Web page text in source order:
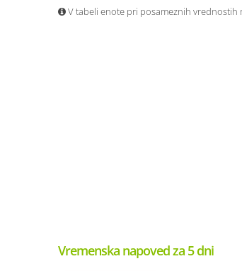
V tabeli enote pri posameznih vrednostih
Vremenska napoved za 5 dni